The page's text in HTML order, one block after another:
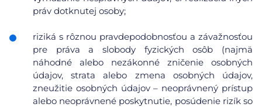
práv dotknutej osoby;
riziká s rôznou pravdepodobnosťou a závažnosťou
pre práva a slobody fyzických osôb (najmä
náhodné alebo nezákonné zničenie osobných
údajov, strata alebo zmena osobných údajov,
zneužitie osobných údajov – neoprávnený prístup
alebo neoprávnené poskytnutie, posúdenie rizík so